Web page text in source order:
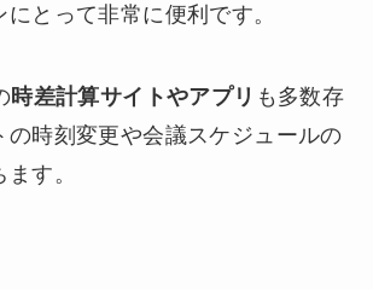
とって非常に便利です。
時差計算サイトやアプリ も多数存
の時刻変更や会議スケジュールの
す。